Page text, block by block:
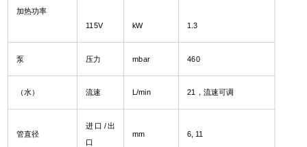
加热功率
115V kW 1.3
泵 压力 mbar 460
（水） 流速 L/min 21 ，流速可调
管直径
进口/出
口
mm 6, 11